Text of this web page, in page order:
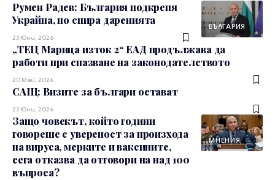
БЪЛГАРИЯ
Румен Радев: България подкрепя
Украйна, но спира даренията
23 Юни, 2026
„ТЕЦ Марица изток 2“ ЕАД продължава да
работи при спазване на законодателството
20 Май, 2026
САЩ: Визите за българи остават
23 Юни, 2026
МНЕНИЯ
Защо човекът, който години
говореше с увереност за произхода
на вируса, мерките и ваксините,
сега отказва да отговори на над 100
въпроса?